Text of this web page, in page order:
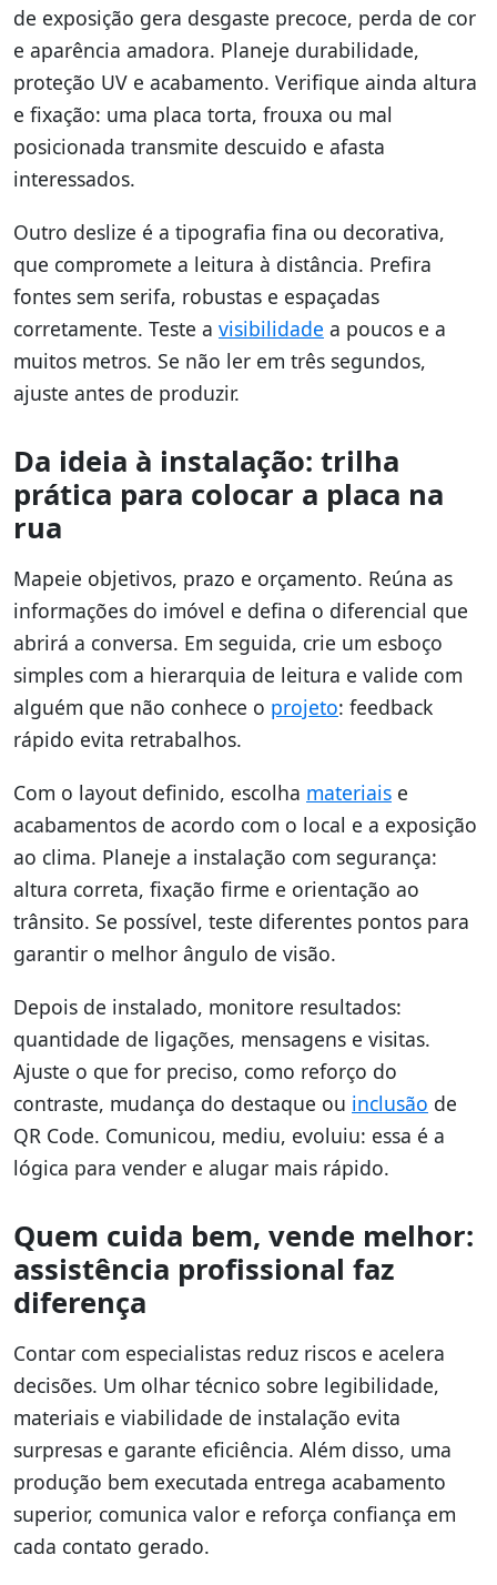
de exposição gera desgaste precoce, perda de cor
e aparência amadora. Planeje durabilidade,
proteção UV e acabamento. Verifique ainda altura
e fixação: uma placa torta, frouxa ou mal
posicionada transmite descuido e afasta
interessados.
Outro deslize é a tipografia fina ou decorativa,
que compromete a leitura à distância. Prefira
fontes sem serifa, robustas e espaçadas
corretamente. Teste a visibilidade a poucos e a
muitos metros. Se não ler em três segundos,
ajuste antes de produzir.
Da ideia à instalação: trilha
prática para colocar a placa na
rua
Mapeie objetivos, prazo e orçamento. Reúna as
informações do imóvel e defina o diferencial que
abrirá a conversa. Em seguida, crie um esboço
simples com a hierarquia de leitura e valide com
alguém que não conhece o projeto: feedback
rápido evita retrabalhos.
Com o layout definido, escolha materiais e
acabamentos de acordo com o local e a exposição
ao clima. Planeje a instalação com segurança:
altura correta, fixação firme e orientação ao
trânsito. Se possível, teste diferentes pontos para
garantir o melhor ângulo de visão.
Depois de instalado, monitore resultados:
quantidade de ligações, mensagens e visitas.
Ajuste o que for preciso, como reforço do
contraste, mudança do destaque ou inclusão de
QR Code. Comunicou, mediu, evoluiu: essa é a
lógica para vender e alugar mais rápido.
Quem cuida bem, vende melhor:
assistência profissional faz
diferença
Contar com especialistas reduz riscos e acelera
decisões. Um olhar técnico sobre legibilidade,
materiais e viabilidade de instalação evita
surpresas e garante eficiência. Além disso, uma
produção bem executada entrega acabamento
superior, comunica valor e reforça confiança em
cada contato gerado.